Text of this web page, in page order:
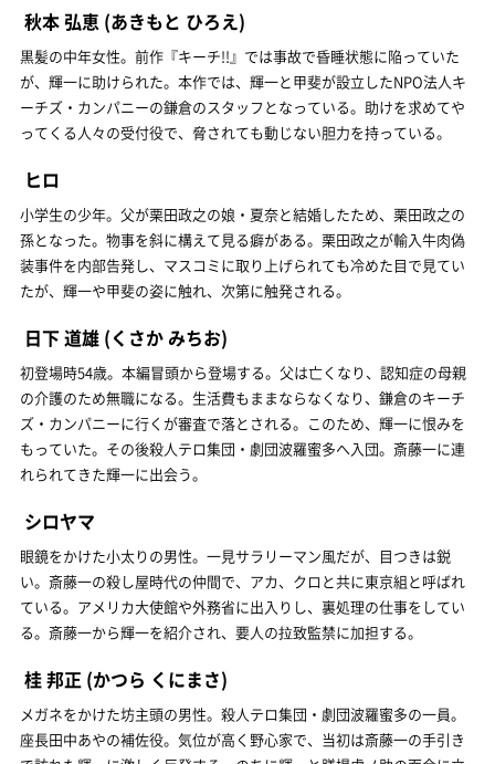
秋本 弘恵 (あきもと ひろえ)
黒髪の中年女性。前作『キーチ!!』では事故で昏睡状態に陥っていた
が、輝一に助けられた。本作では、輝一と甲斐が設立したNPO法人キ
ーチズ・カンパニーの鎌倉のスタッフとなっている。助けを求めてや
ってくる人々の受付役で、脅されても動じない胆力を持っている。
ヒロ
小学生の少年。父が栗田政之の娘・夏奈と結婚したため、栗田政之の
孫となった。物事を斜に構えて見る癖がある。栗田政之が輸入牛肉偽
装事件を内部告発し、マスコミに取り上げられても冷めた目で見てい
たが、輝一や甲斐の姿に触れ、次第に触発される。
日下 道雄 (くさか みちお)
初登場時54歳。本編冒頭から登場する。父は亡くなり、認知症の母親
の介護のため無職になる。生活費もままならなくなり、鎌倉のキーチ
ズ・カンパニーに行くが審査で落とされる。このため、輝一に恨みを
もっていた。その後殺人テロ集団・劇団波羅蜜多へ入団。斎藤一に連
れられてきた輝一に出会う。
シロヤマ
眼鏡をかけた小太りの男性。一見サラリーマン風だが、目つきは鋭
い。斎藤一の殺し屋時代の仲間で、アカ、クロと共に東京組と呼ばれ
ている。アメリカ大使館や外務省に出入りし、裏処理の仕事をしてい
る。斎藤一から輝一を紹介され、要人の拉致監禁に加担する。
桂 邦正 (かつら くにまさ)
メガネをかけた坊主頭の男性。殺人テロ集団・劇団波羅蜜多の一員。
座長田中あやの補佐役。気位が高く野心家で、当初は斎藤一の手引き